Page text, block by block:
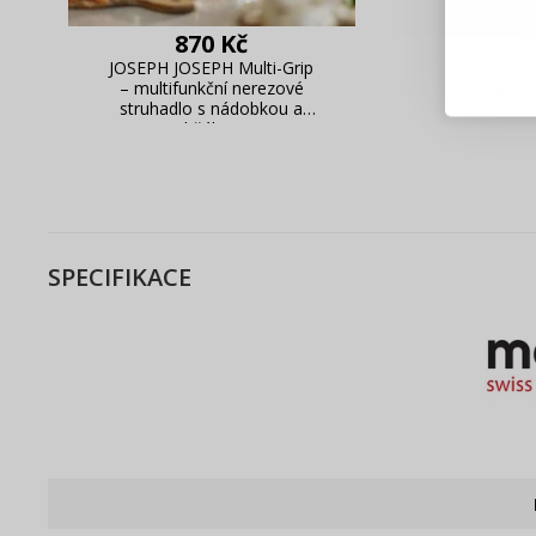
870 Kč
JOSEPH JOSEPH Multi-Grip
– multifunkční nerezové
struhadlo s nádobkou a
držákem
SPECIFIKACE
Živý